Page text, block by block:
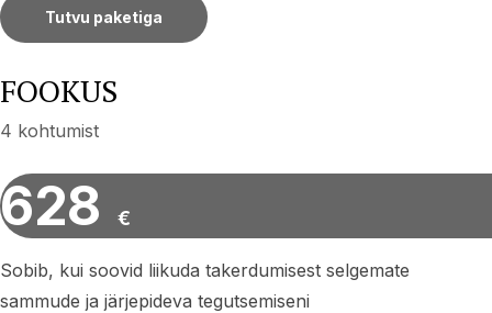
Tutvu paketiga
FOOKUS
4 kohtumist
628 €
Sobib, kui soovid liikuda takerdumisest selgemate
sammude ja järjepideva tegutsemiseni